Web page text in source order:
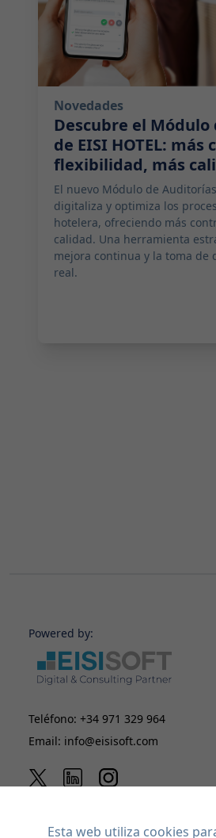
Novedades
Descubre el
de EISI HOTEL: más
flexibilidad, más
El nuevo Módulo de
digitaliza y optimiza los
hotelera, ofreciendo más
calidad. Una herramienta
mejora continua y la toma de
real.
Powered by:
Teléfono: +34 971 329 964
Email: info@eisisoft.com
Esta web utiliza cookies